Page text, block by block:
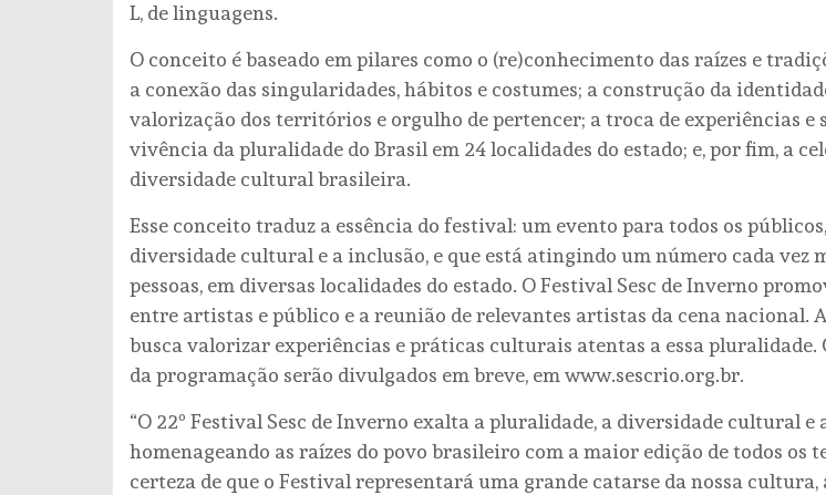
L, de linguagens.
O conceito é baseado em pilares como o (re)conhecimento das raízes e
a conexão das singularidades, hábitos e costumes; a construção da
valorização dos territórios e orgulho de pertencer; a troca de experiências e
vivência da pluralidade do Brasil em 24 localidades do estado; e, por fim, a
diversidade cultural brasileira.
Esse conceito traduz a essência do festival: um evento para todos os
diversidade cultural e a inclusão, e que está atingindo um número cada vez
pessoas, em diversas localidades do estado. O Festival Sesc de Inverno
entre artistas e público e a reunião de relevantes artistas da cena nacional.
busca valorizar experiências e práticas culturais atentas a essa pluralidade.
da programação serão divulgados em breve, em www.sescrio.org.br.
“O 22º Festival Sesc de Inverno exalta a pluralidade, a diversidade cultural e
homenageando as raízes do povo brasileiro com a maior edição de todos os
certeza de que o Festival representará uma grande catarse da nossa cultura,